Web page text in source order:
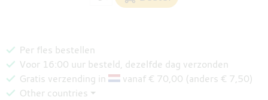
Per fles bestellen
Voor 16:00 uur besteld, dezelfde dag verzonden
Gratis verzending in
vanaf € 70,00 (anders € 7,50)
Other countries ⏷